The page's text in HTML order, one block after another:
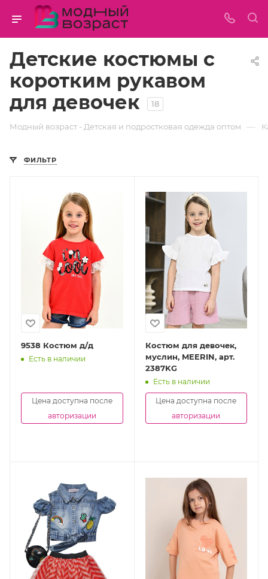
Детские костюмы с
коротким рукавом
для девочек
18
Модный возраст - Детская и подростковая одежда оптом —
ФИЛЬТР
9538 Костюм д/д
Есть в наличии
Цена доступна после
авторизации
Костюм для девочек,
муслин, MEERIN, арт.
2387KG
Есть в наличии
Цена доступна после
авторизации